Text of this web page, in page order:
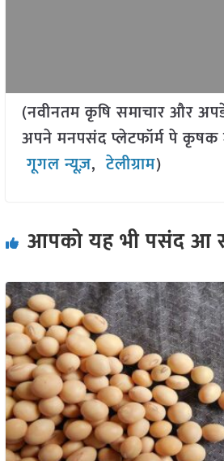
(नवीनतम कृषि समाचार और
अपने मनपसंद प्लेटफॉर्म पे
गूगल न्यूज़,टेलीग्राम)
आपको यह भी पसंद आ